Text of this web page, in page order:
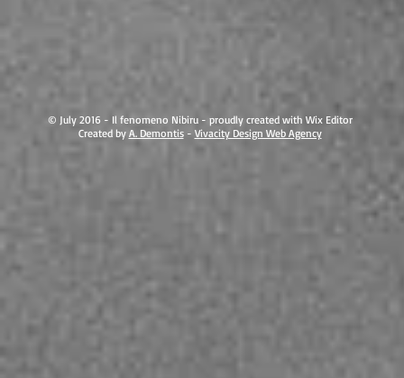
© July 2016 - Il fenomeno Nibiru - proudly created with Wix Editor
Created by A. Demontis- Vivacity Design Web Agency